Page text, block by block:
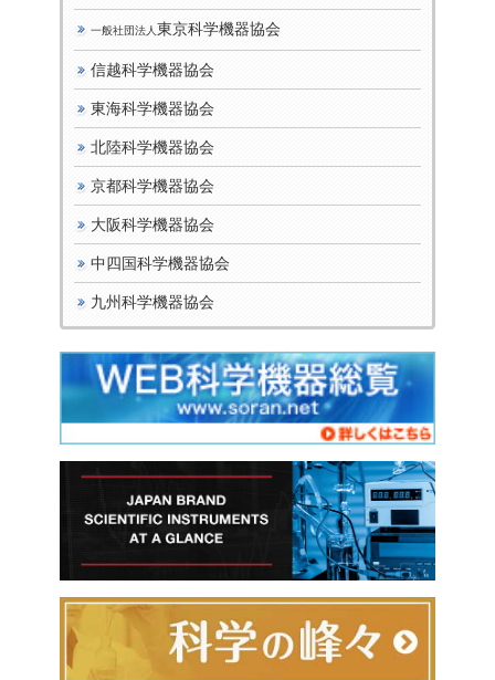
一般社団法人 東京科学機器協会
信越科学機器協会
東海科学機器協会
北陸科学機器協会
京都科学機器協会
大阪科学機器協会
中四国科学機器協会
九州科学機器協会